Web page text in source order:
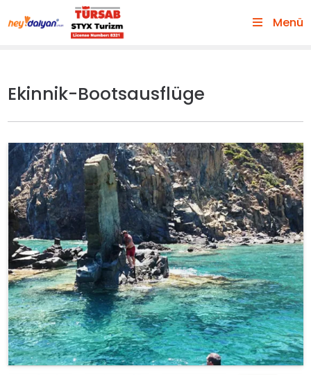
Menü
Ekinnik-Bootsausflüge